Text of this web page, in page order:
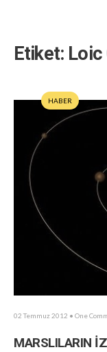
Etiket: Loic
HABER
02 Temmuz 2012 • One
MARSLILARIN